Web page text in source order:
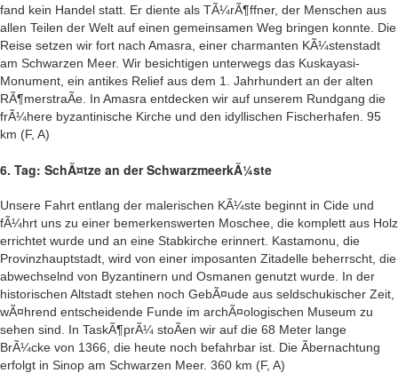
fand kein Handel statt. Er diente als TÃ¼rÃ¶ffner, der Menschen aus
allen Teilen der Welt auf einen gemeinsamen Weg bringen konnte. Die
Reise setzen wir fort nach Amasra, einer charmanten KÃ¼stenstadt
am Schwarzen Meer. Wir besichtigen unterwegs das Kuskayasi-
Monument, ein antikes Relief aus dem 1. Jahrhundert an der alten
RÃ¶merstraÃe. In Amasra entdecken wir auf unserem Rundgang die
frÃ¼here byzantinische Kirche und den idyllischen Fischerhafen. 95
km (F, A)
6. Tag: SchÃ¤tze an der SchwarzmeerkÃ¼ste
Unsere Fahrt entlang der malerischen KÃ¼ste beginnt in Cide und
fÃ¼hrt uns zu einer bemerkenswerten Moschee, die komplett aus Holz
errichtet wurde und an eine Stabkirche erinnert. Kastamonu, die
Provinzhauptstadt, wird von einer imposanten Zitadelle beherrscht, die
abwechselnd von Byzantinern und Osmanen genutzt wurde. In der
historischen Altstadt stehen noch GebÃ¤ude aus seldschukischer Zeit,
wÃ¤hrend entscheidende Funde im archÃ¤ologischen Museum zu
sehen sind. In TaskÃ¶prÃ¼ stoÃen wir auf die 68 Meter lange
BrÃ¼cke von 1366, die heute noch befahrbar ist. Die Ãbernachtung
erfolgt in Sinop am Schwarzen Meer. 360 km (F, A)